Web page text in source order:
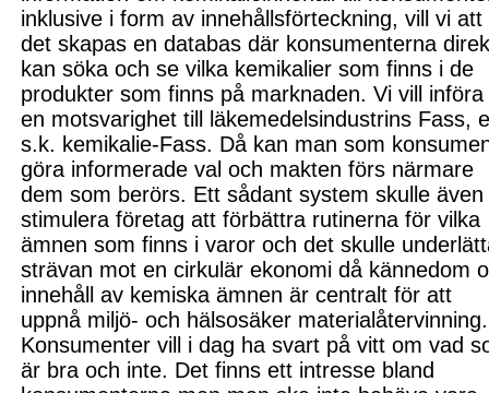
inklusive i form av innehållsförteckning, vill viatt
det skapas en databas där konsumenterna
kan söka och se vilka kemikalier som finns i de
produkter som finns på marknaden. Vi vill införa
en motsvarighet till läkemedelsindustrins Fass,
s.k. kemikalie-Fass. Då kan man som
göra informerade val och makten förs närmare
dem som berörs. Ett sådant system skulle även
stimulera företag att förbättra rutinerna för vilka
ämnen som finns i varor och det skulle
strävan mot en cirkulär ekonomi då kännedom
innehåll av kemiska ämnen är centralt för att
uppnå miljö- och hälsosäker
Konsumenter vill i dag ha svart på vitt om vad
är bra och inte. Det finns ett intresse bland